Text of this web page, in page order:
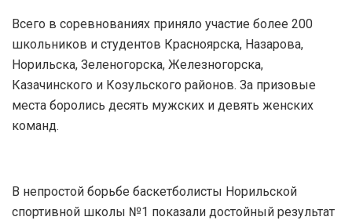
Всего в соревнованиях приняло участие более 200
школьников и студентов Красноярска, Назарова,
Норильска, Зеленогорска, Железногорска,
Казачинского и Козульского районов. За призовые
места боролись десять мужских и девять женских
команд.
В непростой борьбе баскетболисты Норильской
спортивной школы №1 показали достойный результат